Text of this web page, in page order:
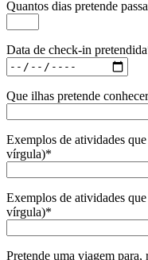
Quantos dias pretende
Data de check-in
Que ilhas pretende
Exemplos de atividades
vírgula)*
Exemplos de atividades
vírgula)*
Pretende uma viagem